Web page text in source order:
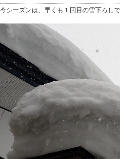
今シーズンは、早くも１回目の雪下ろしで